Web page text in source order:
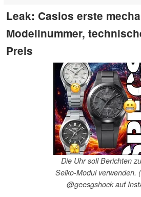
Leak: Casios erste
Modellnummer,
Preis
Die Uhr soll Berichten
Seiko-Modul verwenden.
@geesgshock auf